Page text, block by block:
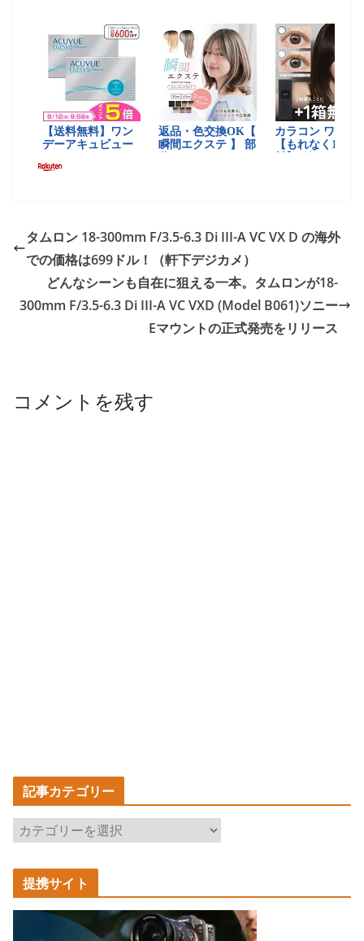
タムロン 18-300mm F/3.5-6.3 Di III-A VC VX D の海外
での価格は699ドル！（軒下デジカメ）
どんなシーンも自在に狙える一本。タムロンが18-
300mm F/3.5-6.3 Di III-A VC VXD (Model B061)ソニー
Eマウントの正式発売をリリース
コメントを残す
記事カテゴリー
記
事
カ
テ
ゴ
提携サイト